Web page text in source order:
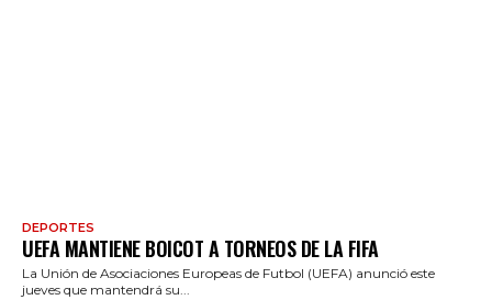
DEPORTES
UEFA MANTIENE BOICOT A TORNEOS DE LA FIFA
La Unión de Asociaciones Europeas de Futbol (UEFA) anunció este
jueves que mantendrá su...